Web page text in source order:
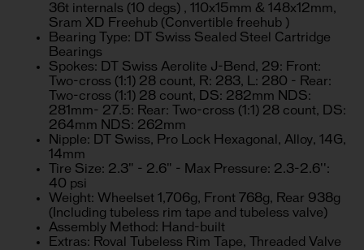
36t internals (10 degs) , 110x15mm & 148x12mm,
Sram XD Freehub (Convertible freehub )
Bearing Type: DT Swiss Sealed Steel Cartridge
Bearings
Spokes: DT Swiss Aerolite J-Bend, 29: Front:
Two-cross (1:1) 28 count, R: 283, L: 280 - Rear:
Two-cross (1:1) 28 count, DS: 282mm NDS:
281mm- 27.5: Rear: Two-cross (1:1) 28 count, DS:
264mm NDS: 262mm
Nipple: DT Swiss, Pro Lock Hexagonal, Alloy, 14G,
14mm
Tire Size: 2.3" - 2.6" - Max Pressure: 2.3-2.6'':
40 psi
Weight: Wheelset 1,706g, Front 768g, Rear 938g
(Including tubeless rim tape and tubeless valve)
Assembly Method: Hand-built
Extras: Roval Tubeless Rim Tape, Threaded Valve